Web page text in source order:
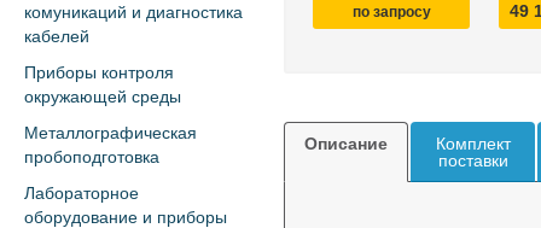
комуникаций и диагностика
кабелей
Приборы контроля
окружающей среды
Металлографическая
пробоподготовка
Лабораторное
оборудование и приборы
по запросу 49
Описание
Комплект
поставки